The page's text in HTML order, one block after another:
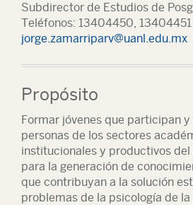
Subdirector de Estudios de
Teléfonos: 13404450, 13404451
jorge.zamarriparv@uanl.edu.mx
Propósito
Formar jóvenes que participan
personas de los sectores
institucionales y productivos
para la generación de
que contribuyan a la solución
problemas de la psicología de